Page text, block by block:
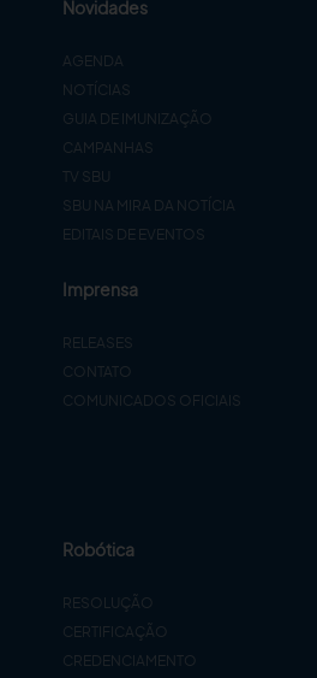
Novidades
AGENDA
NOTÍCIAS
GUIA DE IMUNIZAÇÃO
CAMPANHAS
TV SBU
SBU NA MIRA DA NOTÍCIA
EDITAIS DE EVENTOS
Imprensa
RELEASES
CONTATO
COMUNICADOS OFICIAIS
Robótica
RESOLUÇÃO
CERTIFICAÇÃO
CREDENCIAMENTO